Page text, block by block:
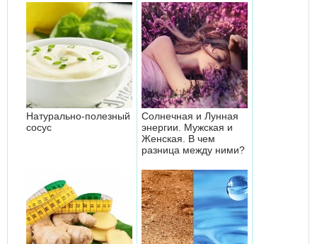
Натурально-полезный
сосус
Солнечная и Лунная
энергии. Мужская и
Женская. В чем
разница между ними?